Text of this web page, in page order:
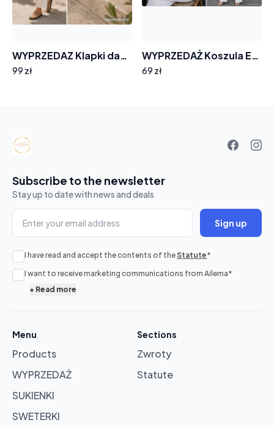
WYPRZEDAZ Klapki damskie barefoot GOODIN SW-2662 skóra zamsz miękkie wygodne
99 zł
WYPRZEDAŻ Koszula EMG KS266 brązowe róże rozmiar 36
69 zł
No
products
Browse
products
Subscribe to the newsletter
Stay up to date with news and deals
Sign up
I have read and accept the contents of the Statute*
I want to receive marketing communications from Ailema*
+ Read more
Menu
Products
WYPRZEDAŻ
SUKIENKI
SWETERKI
Sections
Zwroty
Statute